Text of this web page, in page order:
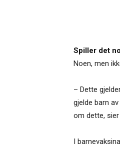
Spiller det
Noen, men
– Dette
gjelde barn
om dette,
I